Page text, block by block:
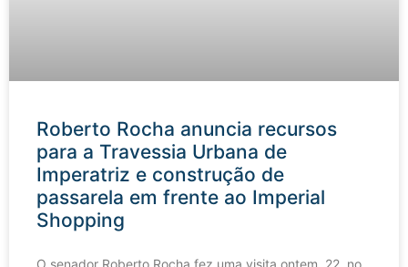
Roberto Rocha anuncia recursos
para a Travessia Urbana de
Imperatriz e construção de
passarela em frente ao Imperial
Shopping
O senador Roberto Rocha fez uma visita ontem, 22, no